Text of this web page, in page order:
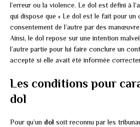
l’erreur ou la violence. Le dol est défini à
qui dispose que « Le dol est le fait pour un
consentement de l’autre par des
Ainsi, le dol repose sur une intention
l’autre partie pour lui faire conclure un
accepté si elle avait été informée
Les conditions pour
dol
Pour qu’un dol soit reconnu par les